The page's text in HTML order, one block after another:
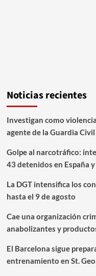
Noticias recientes
Investigan como
agente de la Guardia
Golpe al narcotráfico:
43 detenidos en España
La DGT intensifica los
hasta el 9 de agosto
Cae una organización
anabolizantes y
El Barcelona sigue
entrenamiento en St.